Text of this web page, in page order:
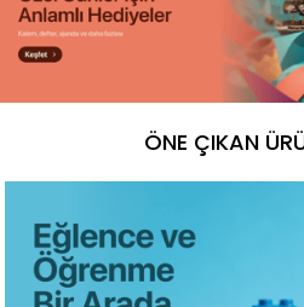
ÖNE ÇIKAN